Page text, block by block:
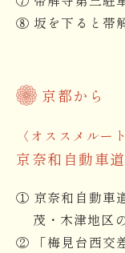
⑧ 坂を下ると帯
京都から
〈オススメルート
京奈和自動車
① 京奈和自動車
茂・木津地区
② 「梅見台西交